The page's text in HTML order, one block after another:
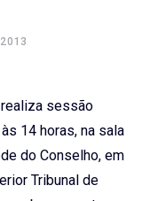
sessão
14 horas, na sala
do Conselho, em
Tribunal de